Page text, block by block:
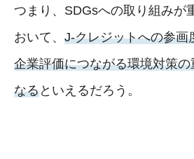
つまり、SDGsへの取り組みが
おいて、 J-クレジットへの参画
企業評価につながる環境対策
なるといえるだろう。